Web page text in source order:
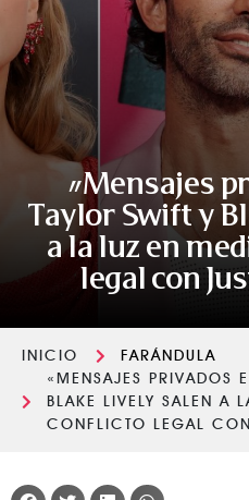
«Mensajes
Taylor Swift y
a la luz en
legal con
INICIO
FARÁNDULA
«MENSAJES PRIVADOS
BLAKE LIVELY SALEN A
CONFLICTO LEGAL